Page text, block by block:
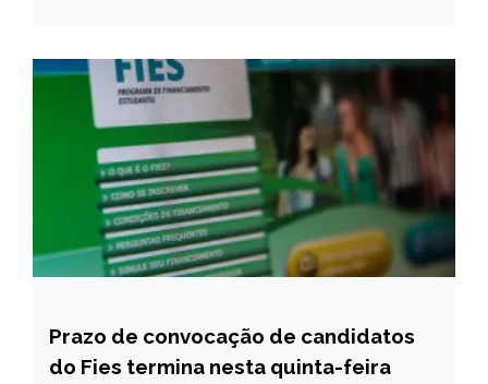
BRASIL
NOTÍCIAS
Prazo de convocação de candidatos
do Fies termina nesta quinta-feira